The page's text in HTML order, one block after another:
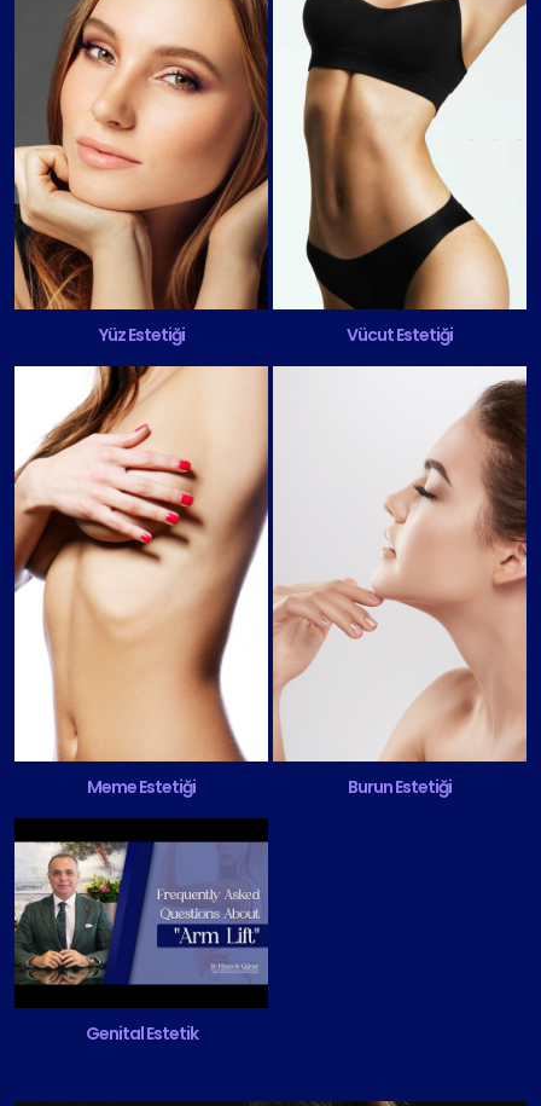
Yüz Estetiği Vücut Estetiği
Meme Estetiği Burun Estetiği
Genital Estetik